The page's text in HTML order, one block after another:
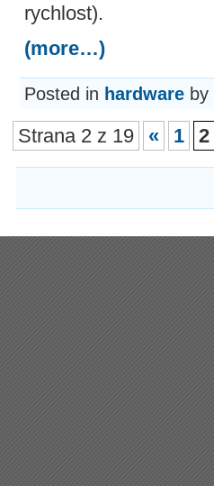
rychlost).
(more…)
Posted in hardware by
Strana 2 z 19 « 1 2